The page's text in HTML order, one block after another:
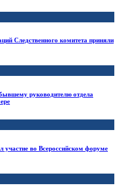
Следственного комитета приняли
руководителю отдела
участие во Всероссийском форуме